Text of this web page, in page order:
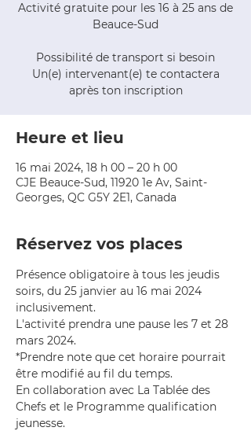
Activité gratuite pour les 16 à 25 ans de
Beauce-Sud
Possibilité de transport si besoin
Un(e) intervenant(e) te contactera
après ton inscription
Heure et lieu
16 mai 2024, 18 h 00 – 20 h 00
CJE Beauce-Sud, 11920 1e Av, Saint-
Georges, QC G5Y 2E1, Canada
Réservez vos places
Présence obligatoire à tous les jeudis
soirs, du 25 janvier au 16 mai 2024
inclusivement.
L'activité prendra une pause les 7 et 28
mars 2024.
*Prendre note que cet horaire pourrait
être modifié au fil du temps.
En collaboration avec La Tablée des
Chefs et le Programme qualification
jeunesse.